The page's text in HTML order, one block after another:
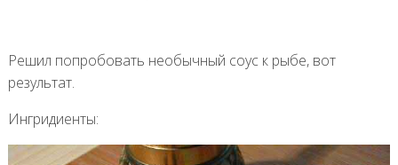
Решил попробовать необычный соус к рыбе, вот
результат.
Ингридиенты: